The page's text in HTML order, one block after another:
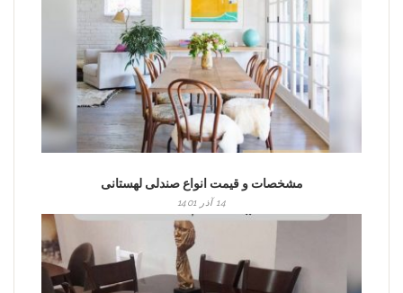
مشخصات و قیمت انواع صندلی لهستانی
14 آذر 1401